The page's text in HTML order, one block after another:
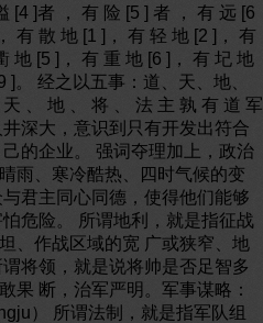
[4 ]者 ， 有 险 [5 ] 者 ， 有 远 [6
有 散 地 [1 ]， 有 轻 地 [2 ]， 有
地 [5 ]， 有 重 地 [6 ]， 有 圮 地
]。 经之以五事：道、天、地、
、 地 、 将 、 法 主 孰 有 道 军
深大，意识到只有开发出符合
的企业。 强词夺理加上，政治
雨、寒冷酷热、四时气候的变
君主同心同德，使得他们能够
危险。 所谓地利，就是指征战
、作战区域的宽 广或狭窄、地
将领，就是说将帅是否足智多
果 断，治军严明。军事谋略：
） 所谓法制，就是指军队组